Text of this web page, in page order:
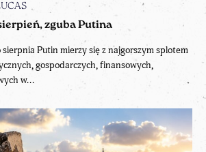
zguba Putina
Putin mierzy się z najgorszym splotem
gospodarczych, finansowych,
w...